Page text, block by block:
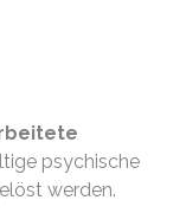
psychische
werden.